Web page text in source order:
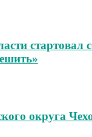
стартовал
округа